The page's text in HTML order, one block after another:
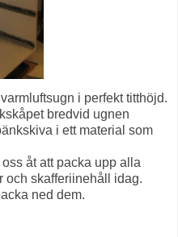
i perfekt titthöjd.
bredvid ugnen
i ett material som
åt att packa upp alla
och skafferiinehåll idag.
ned dem.